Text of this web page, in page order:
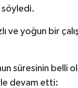
ve yoğun bir
süresinin belli
devam etti: